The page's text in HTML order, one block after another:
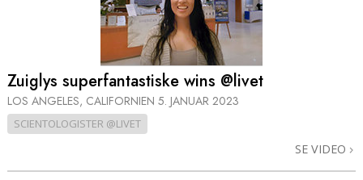
Zuiglys superfantastiske wins @livet
LOS ANGELES, CALIFORNIEN 5. JANUAR 2023
SCIENTOLOGISTER @LIVET
SE VIDEO